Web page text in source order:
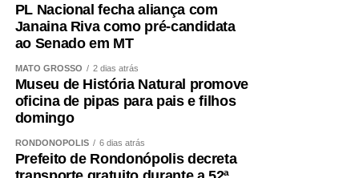
PL Nacional fecha aliança com
Janaina Riva como pré-candidata
ao Senado em MT
MATO GROSSO 2 dias atrás
Museu de História Natural promove
oficina de pipas para pais e filhos
domingo
RONDONÓPOLIS 6 dias atrás
Prefeito de Rondonópolis decreta